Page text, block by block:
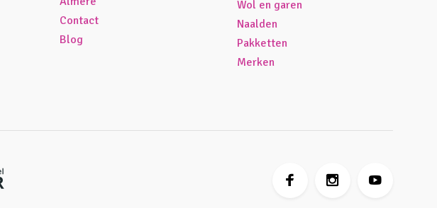
Contact
Blog
Wol en garen
Naalden
Pakketten
Merken